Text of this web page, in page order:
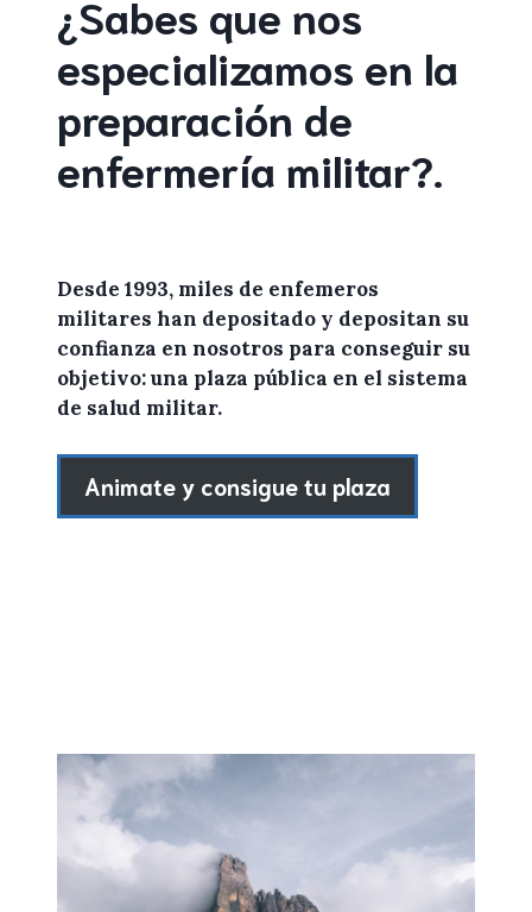
¿Sabes que nos
especializamos en la
preparación de
enfermería militar?.
Desde 1993, miles de enfemeros
militares han depositado y depositan su
confianza en nosotros para conseguir su
objetivo: una plaza pública en el sistema
de salud militar.
Animate y consigue tu plaza